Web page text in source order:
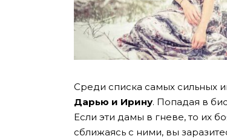
Среди списка самых сильных
Дарью и Ирину. Попадая в
Если эти дамы в гневе, то их
сближаясь с ними, вы